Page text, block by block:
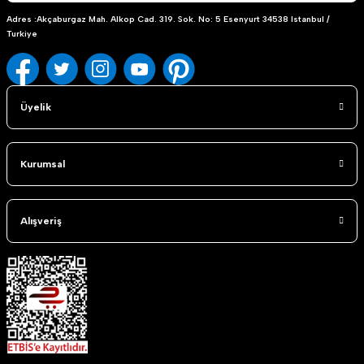
Adres :Akçaburgaz Mah. Alkop Cad. 319. Sok. No: 5 Esenyurt 34538 Istanbul /
Turkiye
Üyelik
Kurumsal
Alışveriş